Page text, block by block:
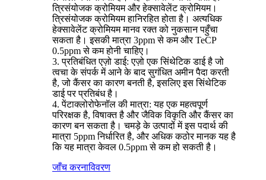
त्रिसंयोजक क्रोमियम और हेक्सावेलेंट क्रोमियम।
त्रिसंयोजक क्रोमियम हानिरहित होता है। अत्यधिक
हेक्सावेलेंट क्रोमियम मानव रक्त को नुकसान पहुँचा
सकता है। इसकी मात्रा 3ppm से कम और TeCP
0.5ppm से कम होनी चाहिए।
3. प्रतिबंधित एज़ो डाई: एज़ो एक सिंथेटिक डाई है जो
त्वचा के संपर्क में आने के बाद सुगंधित अमीन पैदा करती
है, जो कैंसर का कारण बनती है, इसलिए इस सिंथेटिक
डाई पर प्रतिबंध है।
4. पेंटाक्लोरोफेनॉल की मात्रा: यह एक महत्वपूर्ण
परिरक्षक है, विषाक्त है और जैविक विकृति और कैंसर का
कारण बन सकता है। चमड़े के उत्पादों में इस पदार्थ की
मात्रा 5ppm निर्धारित है, और अधिक कठोर मानक यह है
कि यह मात्रा केवल 0.5ppm से कम हो सकती है।
जाँच करनाविवरण